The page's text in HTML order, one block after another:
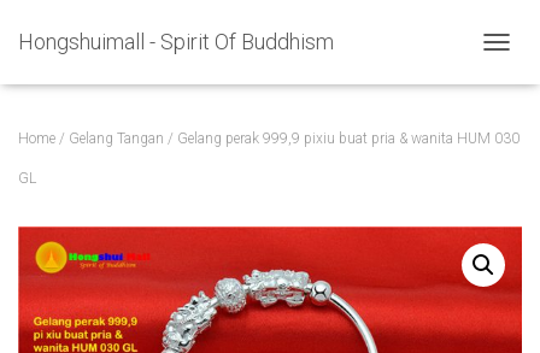
Hongshuimall - Spirit Of Buddhism
Home / Gelang Tangan / Gelang perak 999,9 pixiu buat pria & wanita HUM 030
GL